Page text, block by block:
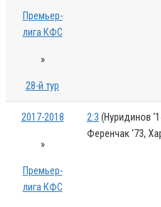
Премьер-
лига КФС
»
28-й тур
2017-2018
»
Премьер-
лига КФС
2:3 (Нуридинов
Ференчак '73,